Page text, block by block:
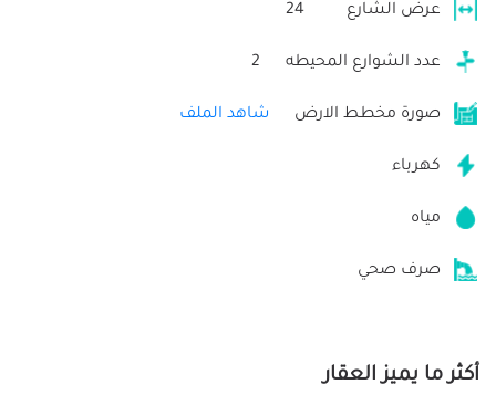
عرض الشارع 24
عدد الشوارع المحيطه 2
صورة مخطط الارض شاهد الملف
كهرباء
مياه
صرف صحي
أكثر ما يميز العقار